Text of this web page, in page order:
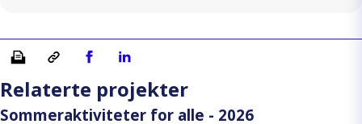
Skriv ut Kopiera länkDel på Facebook
Del på Linkedin
Relaterte projekter
Sommeraktiviteter for alle - 2026